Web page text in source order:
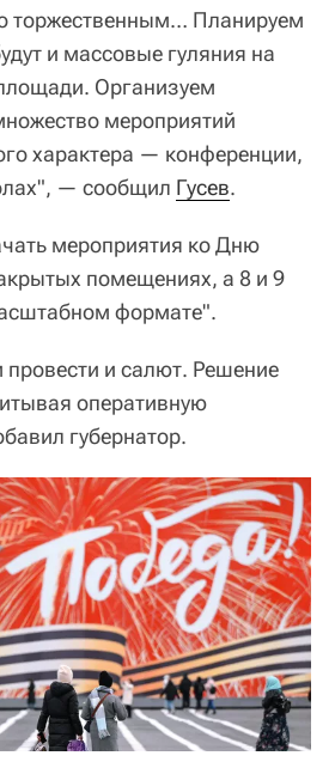
торжественным… Планируем
и массовые гуляния на
Организуем
мероприятий
характера — конференции,
— сообщил Гусев.
мероприятия ко Дню
помещениях, а 8 и 9
формате".
и салют. Решение
оперативную
губернатор.